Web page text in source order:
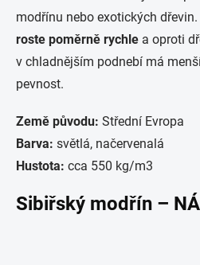
modřínu nebo exotických
roste poměrně rychle a oproti
v chladnějším podnebí má
pevnost.
Země původu: Střední Evropa
Barva: světlá, načervenalá
Hustota: cca 550 kg/m3
Sibiřský modřín –